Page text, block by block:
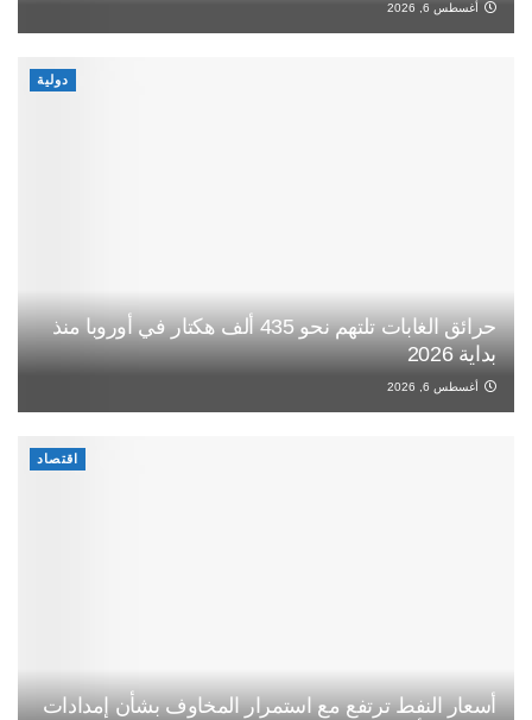
أغسطس 6, 2026
دولية
حرائق الغابات تلتهم نحو 435 ألف هكتار في أوروبا منذ
بداية 2026
أغسطس 6, 2026
اقتصاد
أسعار النفط ترتفع مع استمرار المخاوف بشأن إمدادات